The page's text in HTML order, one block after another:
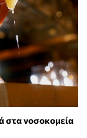
στα νοσοκομεία